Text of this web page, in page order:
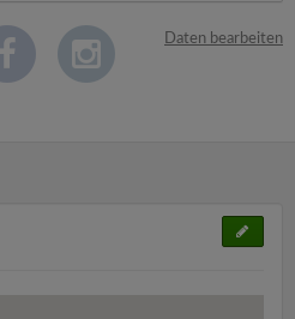
Daten bearbeiten